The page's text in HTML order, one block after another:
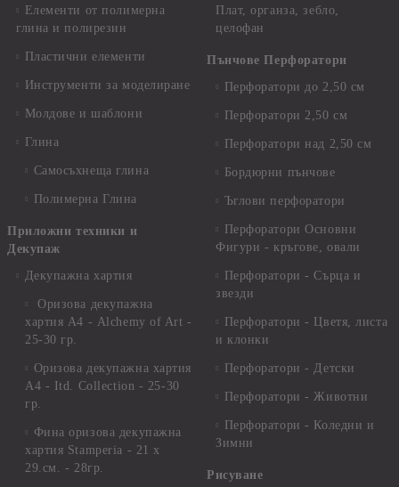
Елементи от полимерна
глина и полирезин
Пластични елементи
Инструменти за моделиране
Молдове и шаблони
Глина
Самосъхнеща глина
Полимерна Глина
Приложни техники и
Декупаж
Декупажна хартия
Оризова декупажна
хартия А4 - Alchemy of Art -
25-30 гр.
Оризова декупажна хартия
А4 - Itd. Collection - 25-30
гр.
Фина оризова декупажна
хартия Stamperia - 21 х
29.см. - 28гр.
Плат, органза, зебло,
целофан
Пънчове Перфоратори
Перфоратори до 2,50 см
Перфоратори 2,50 см
Перфоратори над 2,50 см
Бордюрни пънчове
Ъглови перфоратори
Перфоратори Основни
Фигури - кръгове, овали
Перфоратори - Сърца и
звезди
Перфоратори - Цветя, листа
и клонки
Перфоратори - Детски
Перфоратори - Животни
Перфоратори - Коледни и
Зимни
Рисуване